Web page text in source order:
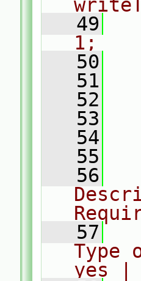
   49
1;
   50
   51
   52
   53
   54
   55
   56
   57
yes |